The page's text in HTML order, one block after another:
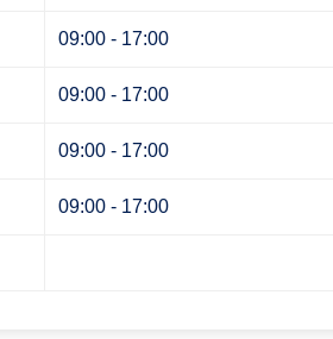
09:00 - 17:00
09:00 - 17:00
09:00 - 17:00
09:00 - 17:00